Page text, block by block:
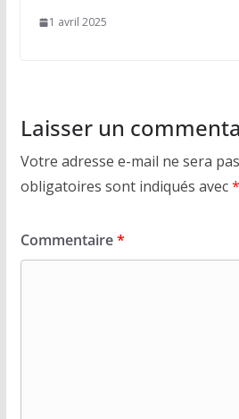
1 avril 2025
Laisser un
Votre adresse e-mail ne sera
obligatoires sont indiqués avec*
Commentaire*